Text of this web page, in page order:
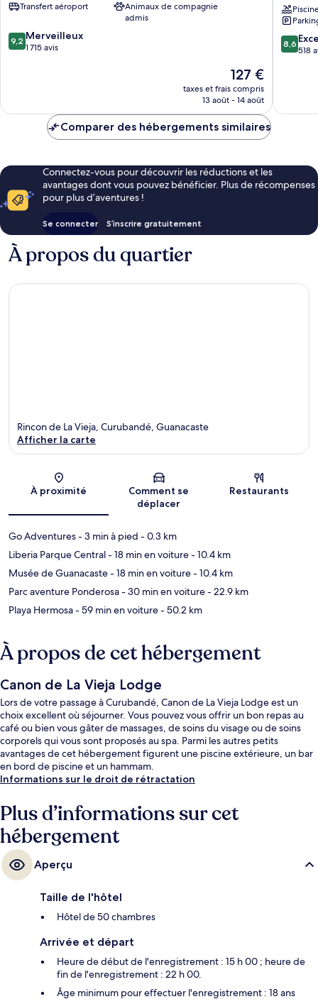
Airport
Transfert aéroport
Animaux de compagnie
admis
9.2
sur
9,2 Merveilleux
1 715 avis
Le
nouveau
prix
de
127 €
taxes et frais compris
13 août - 14 août
Eco
Park,
Hotel
8.6
sur
8,6
518
Comparer des hébergements similaires
Connectez-vous pour découvrir les réductions et les
avantages dont vous pouvez bénéficier. Plus de récompenses
pour plus d’aventures !
Se connecter S’inscrire gratuitement
À propos du quartier
Carte
Rincon de La Vieja, Curubandé, Guanacaste
Afficher la carte
À proximité
Comment se
déplacer
Restaurants
Go Adventures- 3 min à pied - 0.3 km
Liberia Parque Central- 18 min en voiture- 10.4 km
Musée de Guanacaste- 18 min en voiture- 10.4 km
Parc aventure Ponderosa- 30 min en voiture- 22.9 km
Playa Hermosa- 59 min en voiture- 50.2 km
À propos de cet hébergement
Canon de La Vieja Lodge
Lors de votre passage à Curubandé, Canon de La Vieja Lodge est un
choix excellent où séjourner. Vous pouvez vous offrir un bon repas au
café ou bien vous gâter de massages, de soins du visage ou de soins
corporels qui vous sont proposés au spa. Parmi les autres petits
avantages de cet hébergement figurent une piscine extérieure, un bar
en bord de piscine et un hammam.
Informations sur le droit de rétractation
Plus d’informations sur cet
hébergement
Aperçu
Taille de l'hôtel
Hôtel de 50 chambres
Arrivée et départ
Heure de début de l'enregistrement : 15 h 00 ; heure de
fin de l'enregistrement : 22 h 00.
Âge minimum pour effectuer l'enregistrement : 18 ans